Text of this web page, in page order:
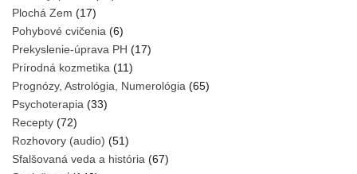
Plochá Zem (17)
Pohybové cvičenia (6)
Prekyslenie-úprava PH (17)
Prírodná kozmetika (11)
Prognózy, Astrológia, Numerológia (65)
Psychoterapia (33)
Recepty (72)
Rozhovory (audio) (51)
Sfalšovaná veda a história (67)